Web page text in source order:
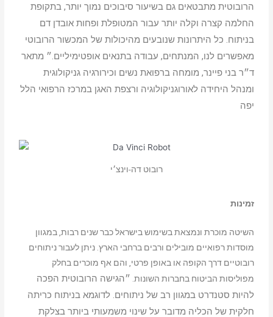
הרובוטית מתבטאים גם בשיעור סיבוכים נמוך יותר, בתקופת
החלמה קצרה וקלה יותר עבור המטופלת ופחות אובדן דם
בניתוח. כל היתרונות שנובעים מהיכולות של המכשור הרובוטי
מאפשרים לנו, המנתחים, עבודה בתנאים אופטימיליים.״ מתאר
ד״ר בני פיינר, מומחה ברפואת נשים וכירורגיה גניקולוגית
ומנהל היחידה לאורוגניקולוגיה ורצפת האגן במרכז הרפואי הלל
יפה
רובוט דה-וינצ׳י
זמינות
השיטה מוכרת ונמצאת בשימוש בישראל כבר שנים רבות, במגוון
מוסדות רפואיים מובילים ורבים ברחבי הארץ. ניתן לעבור ניתוחים
רובוטיים דרך הקופה או באופן פרטי, והם אף מוכרים בחלק
מפוליסות הביטוח בחברות השונות. ״הגישה הרובוטית הפכה
להיות סטנדרט במגוון רב של ניתוחים. לדוגמא בניתוח כריתה
חלקית של הכליה מדובר על שינוי משמעותי ביותר בצלקת